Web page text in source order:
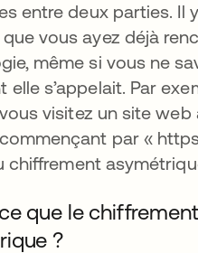
entre deux parties. Il
vous ayez déjà
même si vous ne
elle s’appelait. Par
visitez un site web
par «
chiffrement
que le chiffrement
?